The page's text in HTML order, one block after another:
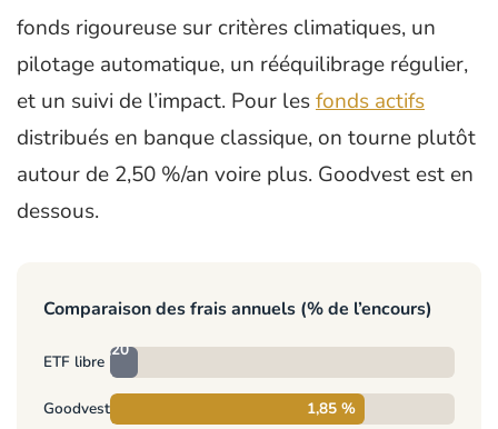
fonds rigoureuse sur critères climatiques, un
pilotage automatique, un rééquilibrage régulier,
et un suivi de l’impact. Pour lesfonds actifs
distribués en banque classique, on tourne plutôt
autour de 2,50 %/an voire plus. Goodvest est en
dessous.
Comparaison des frais annuels (% de l’encours)
ETF libre
0,20
%
Goodvest
1,85 %